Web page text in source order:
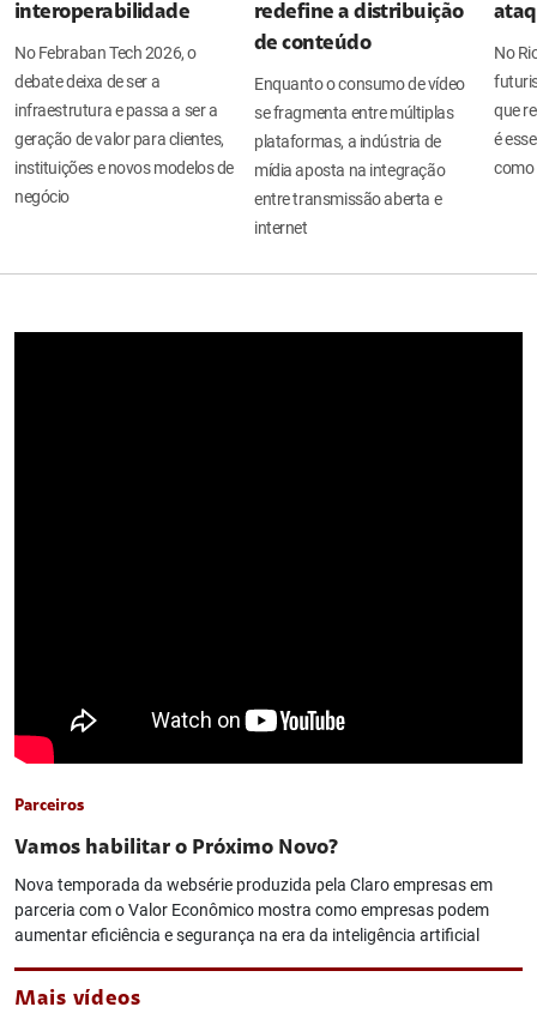
interoperabilidade
No Febraban Tech 2026, o
debate deixa de ser a
infraestrutura e passa a ser a
geração de valor para clientes,
instituições e novos modelos de
negócio
redefine a distribuição
de conteúdo
Enquanto o consumo de vídeo
se fragmenta entre múltiplas
plataformas, a indústria de
mídia aposta na integração
entre transmissão aberta e
internet
No
que
é
como
Parceiros
Vamos habilitar o Próximo Novo?
Nova temporada da websérie produzida pela Claro empresas em
parceria com o Valor Econômico mostra como empresas podem
aumentar eficiência e segurança na era da inteligência artificial
Mais vídeos